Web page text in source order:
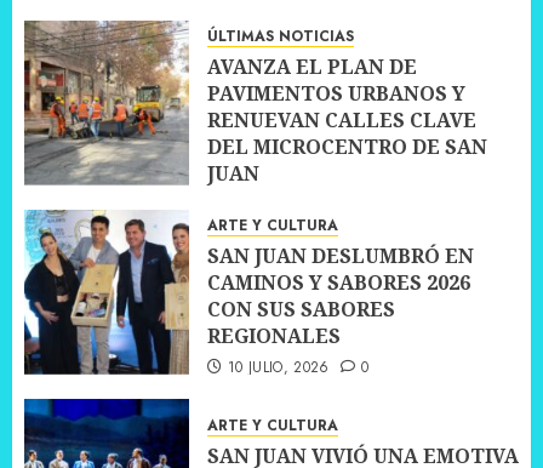
ÚLTIMAS NOTICIAS
AVANZA EL PLAN DE
PAVIMENTOS URBANOS Y
RENUEVAN CALLES CLAVE
DEL MICROCENTRO DE SAN
JUAN
ARTE Y CULTURA
SAN JUAN DESLUMBRÓ EN
CAMINOS Y SABORES 2026
CON SUS SABORES
REGIONALES
10 JULIO, 2026 0
ARTE Y CULTURA
SAN JUAN VIVIÓ UNA EMOTIVA